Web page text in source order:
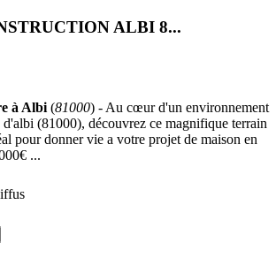
ALBI 8...
à Albi (81000) - Au cœur d'un environnement
d'albi (81000), découvrez ce magnifique terrain
pour donner vie a votre projet de maison en
...